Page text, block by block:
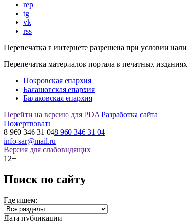
rep
tg
vk
rss
Перепечатка в интернете разрешена при условии
Перепечатка материалов портала в печатных
Покровская епархия
Балашовская епархия
Балаковская епархия
Перейти на версию для PDA Разработка сайта
Пожертвовать
8 960 346 31 048 960 346 31 04
info-sar@mail.ru
Версия для слабовидящих
12+
Поиск по сайту
Где ищем:
Дата публикации